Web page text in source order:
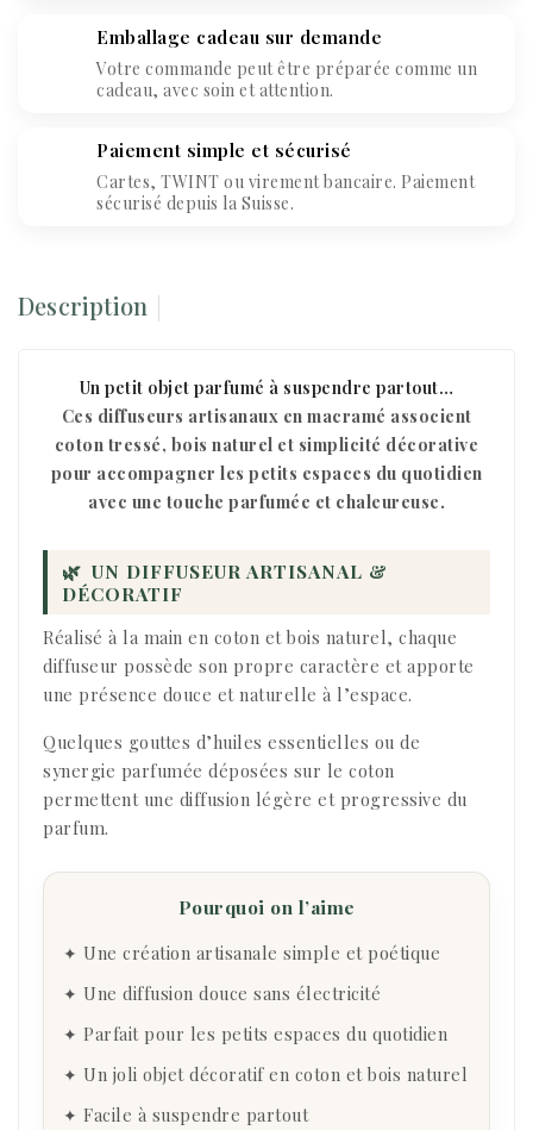
Emballage cadeau sur demande
Votre commande peut être préparée comme un
cadeau, avec soin et attention.
Paiement simple et sécurisé
Cartes, TWINT ou virement bancaire. Paiement
sécurisé depuis la Suisse.
Description
Un petit objet parfumé à suspendre partout…
Ces diffuseurs artisanaux en macramé associent
coton tressé, bois naturel et simplicité décorative
pour accompagner les petits espaces du quotidien
avec une touche parfumée et chaleureuse.
🌿 UN DIFFUSEUR ARTISANAL &
DÉCORATIF
Réalisé à la main en coton et bois naturel, chaque
diffuseur possède son propre caractère et apporte
une présence douce et naturelle à l’espace.
Quelques gouttes d’huiles essentielles ou de
synergie parfumée déposées sur le coton
permettent une diffusion légère et progressive du
parfum.
Pourquoi on l’aime
✦ Une création artisanale simple et poétique
✦ Une diffusion douce sans électricité
✦ Parfait pour les petits espaces du quotidien
✦ Un joli objet décoratif en coton et bois naturel
✦ Facile à suspendre partout